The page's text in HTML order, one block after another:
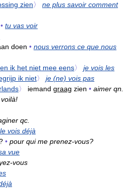
zien〉
ne plus savoir comment
• tu vas voir
doen • nous verrons ce que nous
ik het niet mee eens〉
je vois les
ik niet〉
je (ne) vois pas
〉 iemand graag zien • aimer qn.
qc.
vois déjà
• pour qui me prenez-vous?
vue
vous